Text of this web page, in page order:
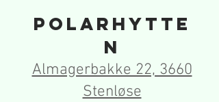
Polarhytte
n
Almagerbakke 22, 3660
Stenløse